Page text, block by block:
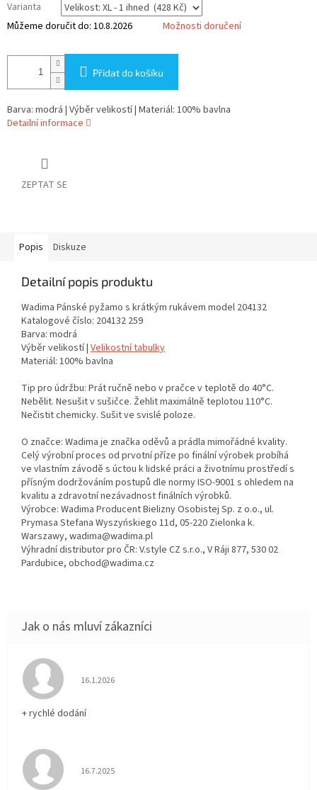
Varianta
Můžeme doručit do: 10.8.2026 Možnosti doručení
Přidat do košíku
Barva: modrá | Výběr velikostí | Materiál: 100% bavlna
Detailní informace
ZEPTAT SE
Popis Diskuze
Detailní popis produktu
Wadima Pánské pyžamo s krátkým rukávem model 204132
Katalogové číslo: 204132 259
Barva: modrá
Výběr velikostí | Velikostní tabulky
Materiál: 100% bavlna
Tip pro údržbu: Prát ručně nebo v pračce v teplotě do 40°C.
Nebělit. Nesušit v sušičce. Žehlit maximálně teplotou 110°C.
Nečistit chemicky. Sušit ve svislé poloze.
O značce: Wadima je značka oděvů a prádla mimořádné kvality.
Celý výrobní proces od prvotní příze po finální výrobek probíhá
ve vlastním závodě s úctou k lidské práci a životnímu prostředí s
přísným dodržováním postupů dle normy ISO-9001 s ohledem na
kvalitu a zdravotní nezávadnost finálních výrobků.
Výrobce: Wadima Producent Bielizny Osobistej Sp. z o.o., ul.
Prymasa Stefana Wyszyńskiego 11d, 05-220 Zielonka k.
Warszawy, wadima@wadima.pl
Výhradní distributor pro ČR: V.style CZ s.r.o., V Ráji 877, 530 02
Pardubice, obchod@wadima.cz
Hodnocení obchodu je 5 z 5 hvězdiček.
16.1.2026
+ rychlé dodání
Hodnocení obchodu je 5 z 5 hvězdiček.
16.7.2025